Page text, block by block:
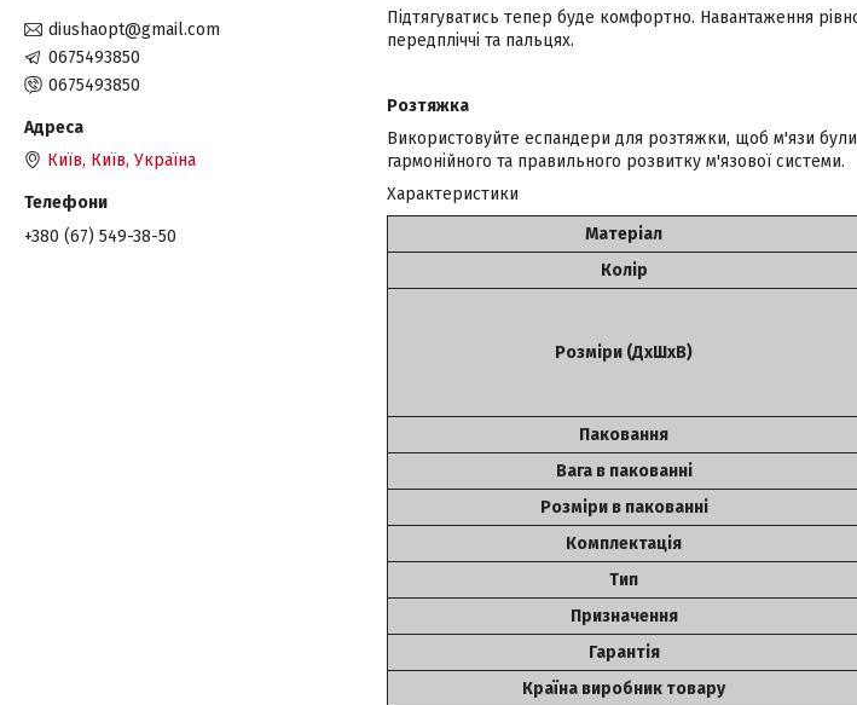
Підтягуватись тепер буде комфортно. Навантаження
передпліччі та пальцях.
Розтяжка
Використовуйте еспандери для розтяжки, щоб м'язи
гармонійного та правильного розвитку м'язової системи.
Характеристики
Матеріал
Колір
Розміри (ДхШхВ)
Паковання
Вага в пакованні
Розміри в пакованні
Комплектація
Тип
Призначення
Гарантія
Країна виробник товару
diushaopt@gmail.com
0675493850
0675493850
Київ, Київ, Україна
+380 (67) 549-38-50